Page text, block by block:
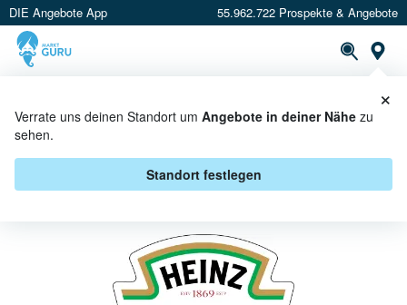
DIE Angebote App 55.962.722 Prospekte & Angebote
Verrate uns deinen Standort um Angebote in deiner Nähe zu
sehen.
Standort festlegen
×
HEINZ BEI CITTI - ANGEBOTE &